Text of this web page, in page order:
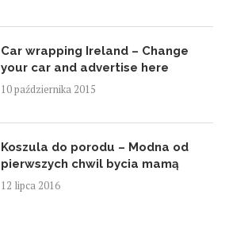
Car wrapping Ireland – Change
your car and advertise here
10 października 2015
Koszula do porodu – Modna od
pierwszych chwil bycia mamą
12 lipca 2016